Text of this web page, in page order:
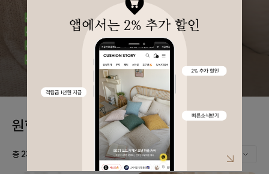
원형쿠션/방석솜
총 2개